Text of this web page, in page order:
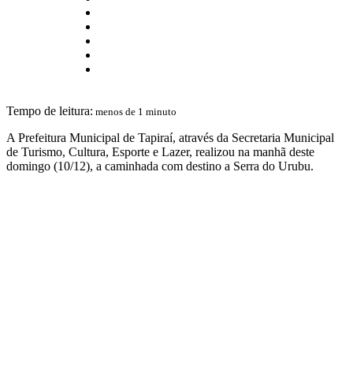
Tempo de leitura: menos de 1 minuto
A Prefeitura Municipal de Tapiraí, através da Secretaria Municipal
de Turismo, Cultura, Esporte e Lazer, realizou na manhã deste
domingo (10/12), a caminhada com destino a Serra do Urubu.